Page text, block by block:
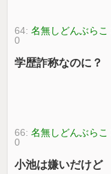
64:名無しどんぶらこ
0
学歴詐称なのに？
66:名無しどんぶらこ
0
小池は嫌いだけど